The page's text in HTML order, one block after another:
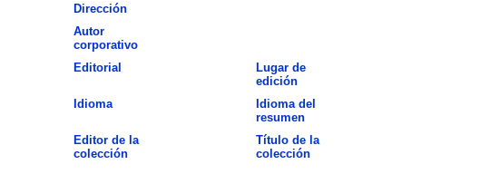
Dirección
Autor
corporativo
Editorial
Lugar de
edición
Idioma
Idioma del
resumen
Editor de la
colección
Título de la
colección